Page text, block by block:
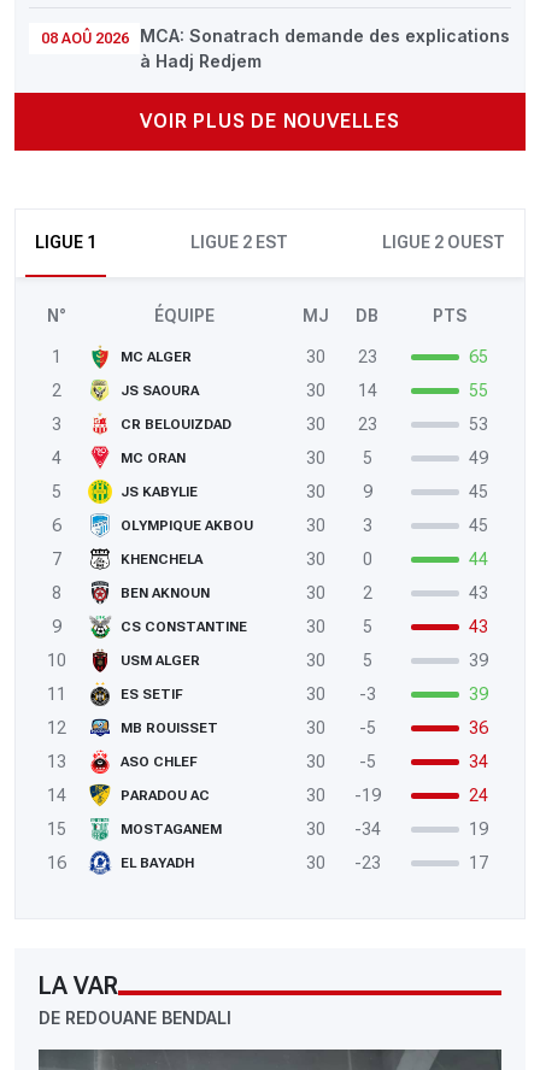
08 AOÛ 2026
MCA: Sonatrach demande des explications
à Hadj Redjem
VOIR PLUS DE NOUVELLES
LIGUE 1 LIGUE 2 EST LIGUE 2 OUEST
N° ÉQUIPE MJ DB PTS
1 MC ALGER 30 23
65
2
JS SAOURA 30 14
55
3
CR BELOUIZDAD 30 23
53
4
MC ORAN 30 5
49
5
JS KABYLIE 30 9
45
6
OLYMPIQUE AKBOU 30 3
45
7
KHENCHELA 30 0
44
8
BEN AKNOUN 30 2
43
9
CS CONSTANTINE 30 5
43
10
USM ALGER 30 5
39
11
ES SETIF 30 -3
39
12
MB ROUISSET 30 -5
36
13
ASO CHLEF 30 -5
34
14
PARADOU AC 30 -19
24
15
MOSTAGANEM 30 -34
19
16
EL BAYADH 30 -23 17
LA VAR
DE REDOUANE BENDALI